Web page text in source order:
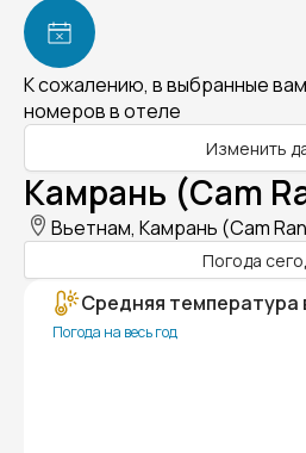
К сожалению, в выбранные
номеров в отеле
Изменить
Камрань (Cam
Вьетнам, Камрань (Cam
Погода
Средняя температура
Погода на весь год